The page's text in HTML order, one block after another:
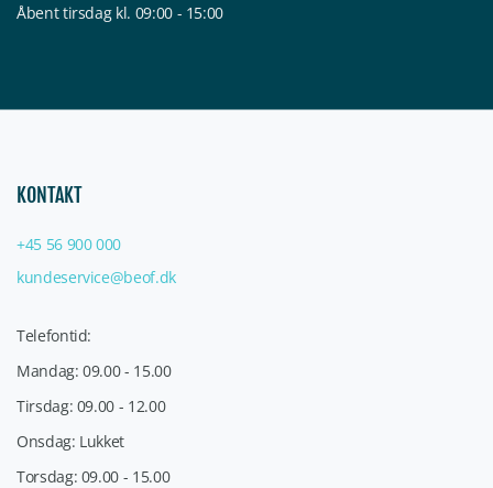
Åbent tirsdag kl. 09:00 - 15:00
KONTAKT
+45 56 900 000
kundeservice@beof.dk
Telefontid:
Mandag: 09.00 - 15.00
Tirsdag: 09.00 - 12.00
Onsdag: Lukket
Torsdag: 09.00 - 15.00